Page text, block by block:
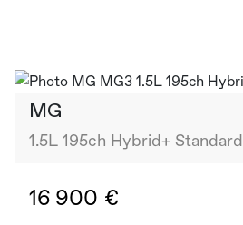
MG
1.5L 195ch Hybrid+ Standard
16 900 €